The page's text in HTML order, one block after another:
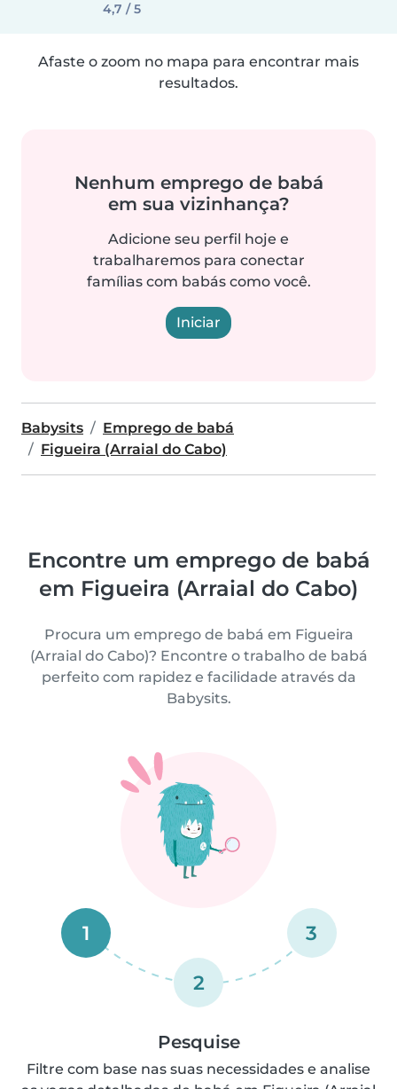
4,7 / 5
Afaste o zoom no mapa para encontrar mais
resultados.
Nenhum emprego de babá
em sua vizinhança?
Adicione seu perfil hoje e
trabalharemos para conectar
famílias com babás como você.
Iniciar
Babysits
Emprego de babá
Figueira (Arraial do Cabo)
Encontre um emprego de babá
em Figueira (Arraial do Cabo)
Procura um emprego de babá em Figueira
(Arraial do Cabo)? Encontre o trabalho de babá
perfeito com rapidez e facilidade através da
Babysits.
1
2
3
Pesquise
Filtre com base nas suas necessidades e analise